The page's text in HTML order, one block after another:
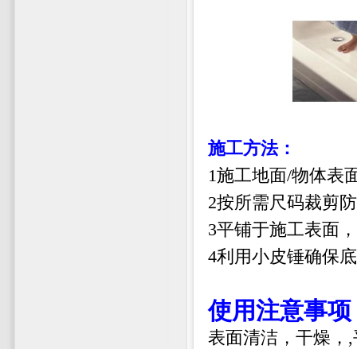
施工方法：
1施工地面/物体表
2按所需尺码裁剪
3平铺于施工表面
4利用小皮锤确保
使用注意事项
表面清洁，干燥， ,